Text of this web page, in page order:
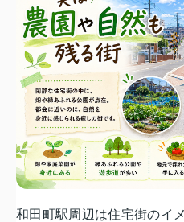
和田町駅周辺は住宅街のイ